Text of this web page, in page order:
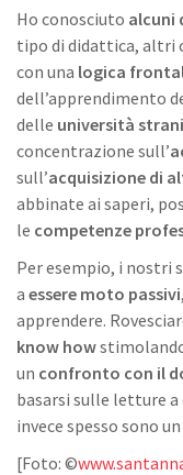
Ho conosciuto alcuni
tipo di didattica, altri
con una logica
dell’apprendimento
delle università
concentrazione sull’
sull’acquisizione di
abbinate ai saperi,
le competenze
Per esempio, i nostri
a essere moto passivi
apprendere.
know how
un confronto con il
basarsi sulle letture a
invece spesso sono
[Foto: ©